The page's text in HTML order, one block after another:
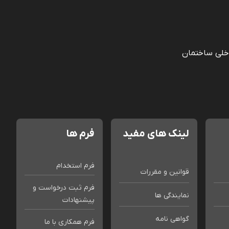
ساختمان
لینک های مفید
قوانین و مقررات
نمایندگی ها
گواهی نامه
فرم ها
فرم استخدام
فرم ثبت درخواست و
پیشنهادات
فرم همکاری با ما